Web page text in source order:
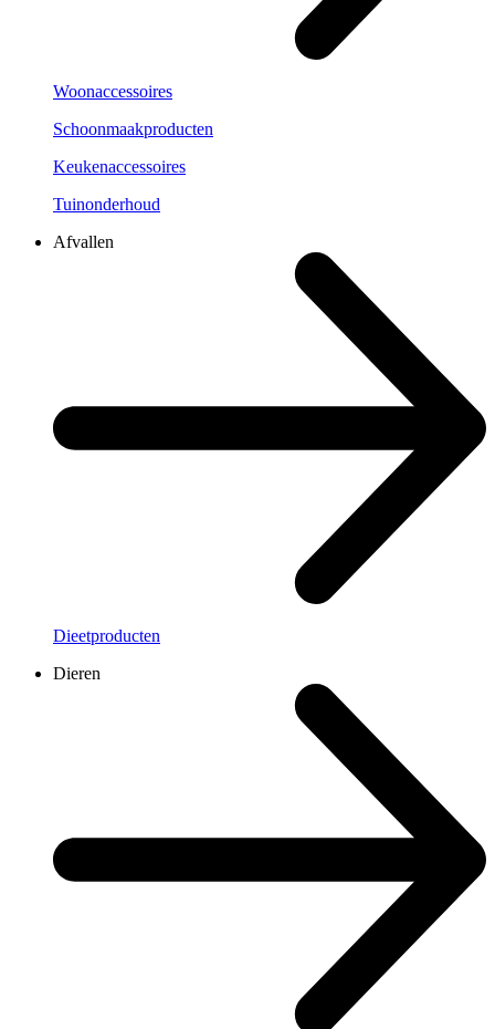
Woonaccessoires
Schoonmaakproducten
Keukenaccessoires
Tuinonderhoud
Afvallen
Dieetproducten
Dieren